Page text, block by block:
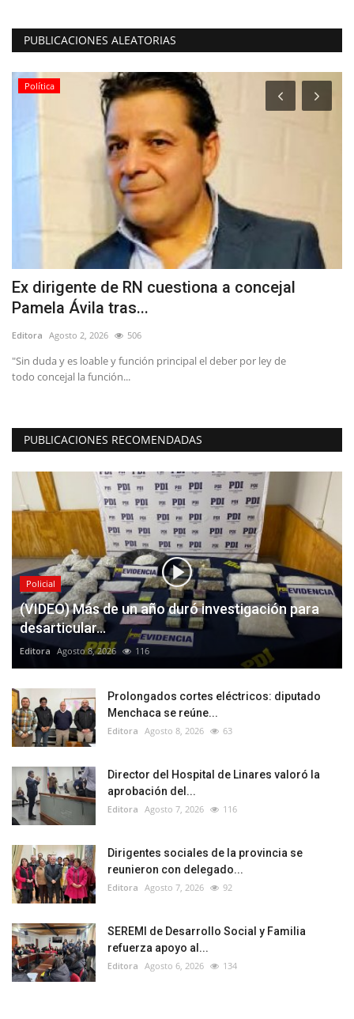
PUBLICACIONES ALEATORIAS
Política
Ex dirigente de RN cuestiona a concejal
Pamela Ávila tras...
Editora Agosto 2, 2026 506
"Sin duda y es loable y función principal el deber por ley de
todo concejal la función...
PUBLICACIONES RECOMENDADAS
Policial
(VIDEO) Más de un año duró investigación para
desarticular...
Editora Agosto 8, 2026 116
Prolongados cortes eléctricos: diputado
Menchaca se reúne...
Editora Agosto 8, 2026 63
Director del Hospital de Linares valoró la
aprobación del...
Editora Agosto 7, 2026 116
Dirigentes sociales de la provincia se
reunieron con delegado...
Editora Agosto 7, 2026 92
SEREMI de Desarrollo Social y Familia
refuerza apoyo al...
Editora Agosto 6, 2026 134